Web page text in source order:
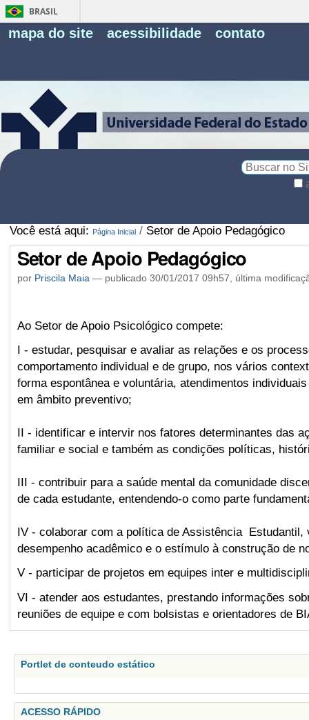
BRASIL
mapa do site acessibilidade contato
Você está aqui: Página Inicial / Setor de Apoio Pedagógico
Setor de Apoio Pedagógico
por Priscila Maia— publicado30/01/2017 09h57, última
Ao Setor de Apoio Psicológico compete:
I - estudar, pesquisar e avaliar as relações e os
comportamento individual e de grupo, nos vários
forma espontânea e voluntária, atendimentos
em âmbito preventivo;
II - identificar e intervir nos fatores determinantes das
familiar e social e também as condições políticas,
III - contribuir para a saúde mental da comunidade
de cada estudante, entendendo-o como parte
IV - colaborar com a política de Assistência Estudantil,
desempenho acadêmico e o estímulo à construção de
V - participar de projetos em equipes inter e
VI - atender aos estudantes, prestando informações
reuniões de equipe e com bolsistas e orientadores de
Portlet de conteudo estático
ACESSO RÁPIDO